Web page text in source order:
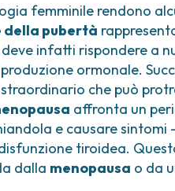
femminile rendono
della pubertà
infatti rispondere a
ormonale.
che può
affronta un
e causare
tiroidea.
dalla menopausa o da